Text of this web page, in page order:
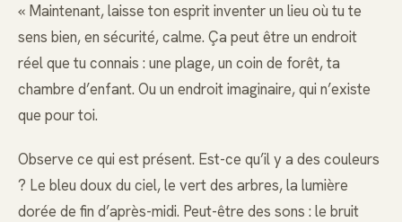
« Maintenant, laisse ton esprit inventer un lieu où tu te
sens bien, en sécurité, calme. Ça peut être un endroit
réel que tu connais : une plage, un coin de forêt, ta
chambre d’enfant. Ou un endroit imaginaire, qui n’existe
que pour toi.
Observe ce qui est présent. Est-ce qu’il y a des couleurs
? Le bleu doux du ciel, le vert des arbres, la lumière
dorée de fin d’après-midi. Peut-être des sons : le bruit